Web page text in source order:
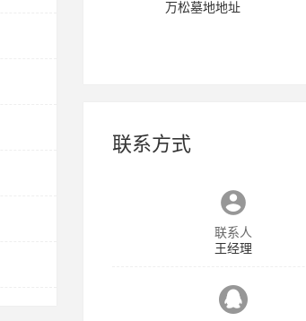
万松墓地地址
联系方式
联系人
王经理